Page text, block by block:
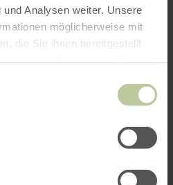
Analysen weiter. Unsere
möglicherweise mit
die Sie ihnen bereitgestellt